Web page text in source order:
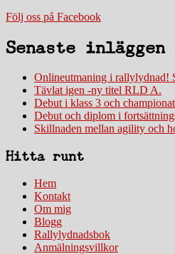
Följ oss på Facebook
Senaste inläggen
Onlineutmaning i rallylydnad!
Tävlat igen -ny titel RLD A.
Debut i klass 3 och
Debut och diplom i
Skillnaden mellan agility och
Hitta runt
Hem
Kontakt
Om mig
Blogg
Rallylydnadsbok
Anmälningsvillkor